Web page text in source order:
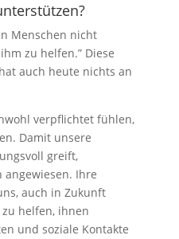
Menschen nicht
zu helfen.” Diese
auch heute nichts an
verpflichtet fühlen,
Damit unsere
greift,
Ihre
auch in Zukunft
helfen, ihnen
und soziale Kontakte